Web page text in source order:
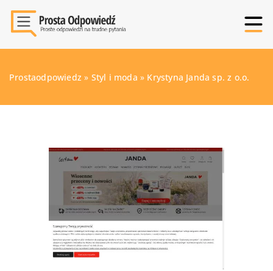
Prostaodpowiedz » Styl i moda » Krystyna Janda sp. z o.o.